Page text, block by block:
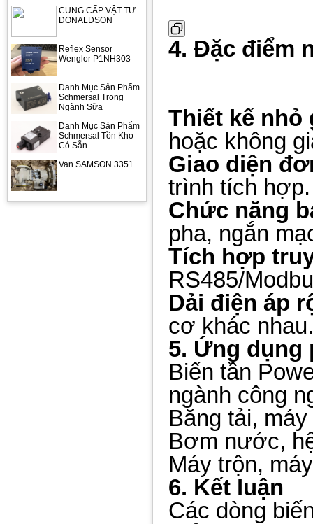
CUNG CẤP VẬT TƯ
DONALDSON
Reflex Sensor
Wenglor P1NH303
Danh Mục Sản Phẩm
Schmersal Trong
Ngành Sữa
Danh Mục Sản Phẩm
Schmersal Tồn Kho
Có Sẵn
Van SAMSON 3351
4. Đặc điểm
Thiết kế nhỏ
hoặc không
Giao diện
trình tích hợp.
Chức năng
pha, ngắn
Tích hợp
RS485/
Dải điện áp
cơ khác nhau.
5. Ứng dụng
Biến tần
ngành công
Băng tải,
Bơm nước,
Máy trộn,
6. Kết luận
Các dòng